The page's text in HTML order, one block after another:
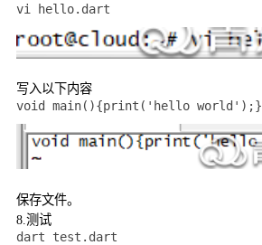
vi hello.dart
写入以下内容
void main(){print('hello world');}
保存文件。
8. 测试
dart test.dart